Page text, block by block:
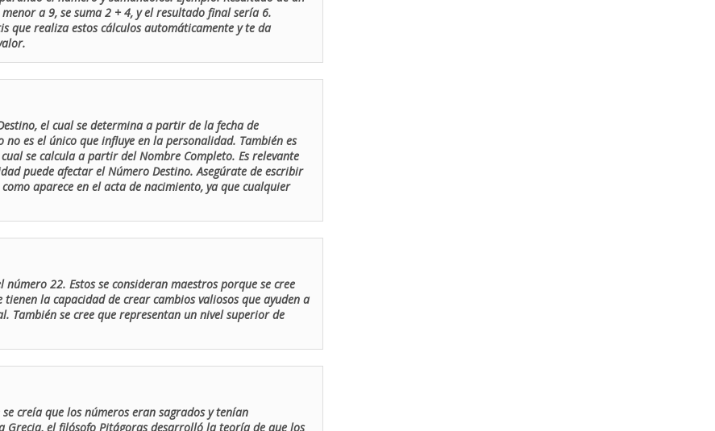
a 9, se suma 2 + 4, y el resultado final sería 6.
que realiza estos cálculos automáticamente y te da
el cual se determina a partir de la fecha de
es el único que influye en la personalidad. También es
se calcula a partir del Nombre Completo. Es relevante
puede afectar el Número Destino. Asegúrate de escribir
aparece en el acta de nacimiento, ya que cualquier
22. Estos se consideran maestros porque se cree
la capacidad de crear cambios valiosos que ayuden a
También se cree que representan un nivel superior de
creía que los números eran sagrados y tenían
Grecia, el filósofo Pitágoras desarrolló la teoría de que los